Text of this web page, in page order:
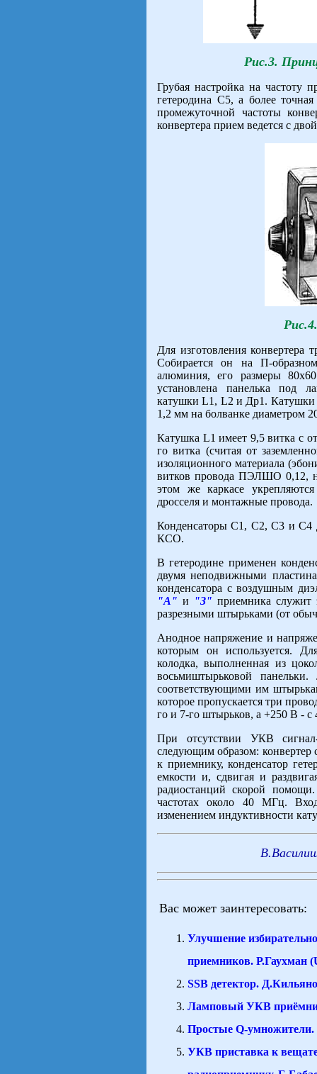
Рис.3.
Грубая настройка на частоту
гетеродина С5, а более
промежуточной частоты
конвертера прием ведется с
Для изготовления конвертера
Собирается он на П-
алюминия, его размеры
установлена панелька под
катушки L1, L2 и Др1.
1,2 мм на болванке диаметром
Катушка L1 имеет 9,5 витка с
го витка (считая от
изоляционного материала
витков провода ПЭЛШО 0,12,
этом же каркасе
дросселя и монтажные провода.
Конденсаторы С1, С2, С3 и С4
КСО.
В гетеродине применен
двумя неподвижными
конденсатора с воздушным
"А" и "З" приемника служит
разрезными штырьками (от
Анодное напряжение и
которым он используется.
колодка, выполненная из
восьмиштырьковой
соответствующими им
которое пропускается три
го и 7-го штырьков, а +250 В - с
При отсутствии УКВ сигнал-
следующим образом:
к приемнику, конденсатор
емкости и, сдвигая и
радиостанций скорой
частотах около 40 МГц.
изменением индуктивности
Вас может заинтересовать:
Улучшение
приемников. Р.Гаухман
SSB детектор.
Ламповый УКВ
Простые Q-
УКВ приставка к